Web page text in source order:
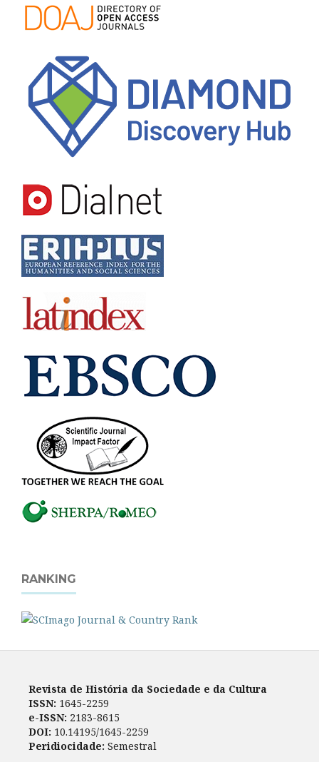
RANKING
Revista de História da Sociedade e da Cultura
ISSN: 1645-2259
e-ISSN: 2183-8615
DOI: 10.14195/1645-2259
Peridiocidade: Semestral